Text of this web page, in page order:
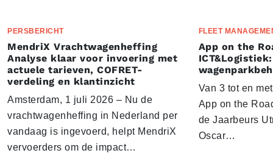
PERSBERICHT
MendriX Vrachtwagenheffing
Analyse klaar voor invoering met
actuele tarieven, COFRET-
verdeling en klantinzicht
Amsterdam, 1 juli 2026 – Nu de
vrachtwagenheffing in Nederland per
vandaag is ingevoerd, helpt MendriX
vervoerders om de impact…
FLEET
App on the
Van 3 tot en
App on the
de Jaarbeurs
Oscar…